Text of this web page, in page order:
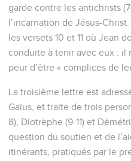
garde contre les antichrists
l’incarnation de Jésus-
les versets 10 et 11 où Jean
conduite à tenir avec eux : il
peur d’être « complices de
La troisième lettre est
Gaïus, et traite de trois
8), Diotrèphe (9-11) et
question du soutien et de
itinérants, pratiqués par le